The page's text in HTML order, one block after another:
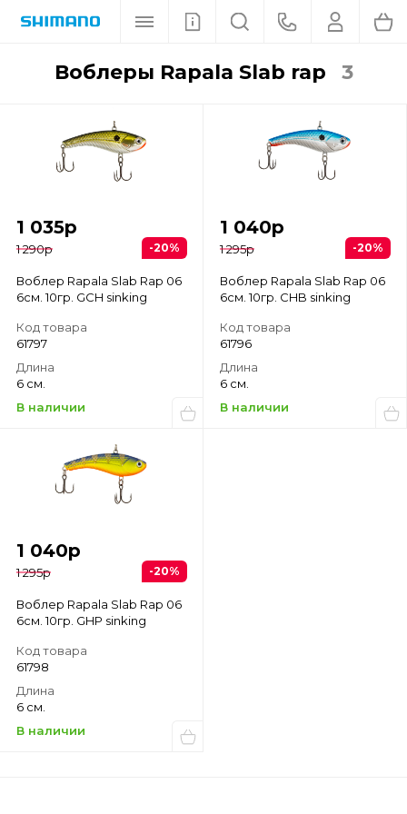
воблеры Rapala Slab rap 3
-20%
1 035р
1 290р
Воблер Rapala Slab Rap 06
6см. 10гр. GCH sinking
Код товара
61797
Длина
6 см.
В наличии
-20%
1 040р
1 295р
Воблер Rapala Slab Rap 06
6см. 10гр. CHB sinking
Код товара
61796
Длина
6 см.
В наличии
-20%
1 040р
1 295р
Воблер Rapala Slab Rap 06
6см. 10гр. GHP sinking
Код товара
61798
Длина
6 см.
В наличии